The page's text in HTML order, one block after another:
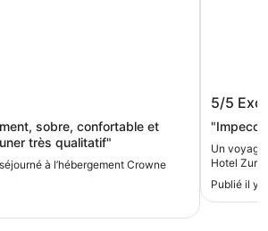
by IHG
sobre, confortable et
déjeuner très qualitatif"
à l’hébergement Crowne
Ruby
5/5
Un
Hotel
Publié il y